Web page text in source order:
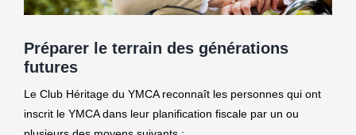
Préparer le terrain des générations
futures
Le Club Héritage du YMCA reconnaît les personnes qui ont
inscrit le YMCA dans leur planification fiscale par un ou